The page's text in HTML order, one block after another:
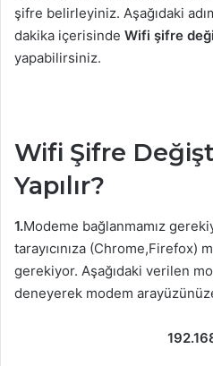
şifre belirleyiniz. Aşağıdaki
dakika içerisinde Wifi şifre
yapabilirsiniz.
Wifi Şifre
Yapılır?
1.Modeme bağlanmamız
tarayıcınıza (Chrome,Firefox)
gerekiyor. Aşağıdaki verilen
deneyerek modem